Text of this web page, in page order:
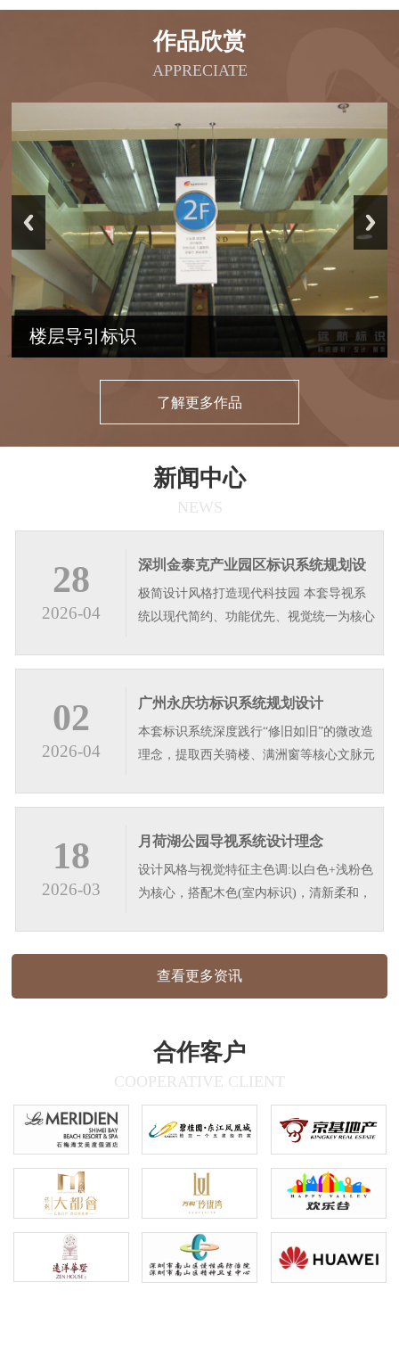
作品欣赏
APPRECIATE
楼层导引标识
了解更多作品
新闻中心
NEWS
28
2026-04
深圳金泰克产业园区标识系统规划设
计
极简设计风格打造现代科技园 本套导视系
统以现代简约、功能优先、视觉统一为核心
空间。系统遵循人车导视逻辑，分级设置停
车场立牌、信息宣传栏、立式导视…
02
2026-04
广州永庆坊标识系统规划设计
本套标识系统深度践行“修旧如旧”的微改造
理念，提取西关骑楼、满洲窗等核心文脉元
文化底蕴。设计遵循“简约不简单”原则，在
保留趟栊门等传统符号的同时…
18
2026-03
月荷湖公园导视系统设计理念
设计风格与视觉特征主色调:以白色+浅粉色
为核心，搭配木色(室内标识)，清新柔和，
感:户外标识采用哑光面材质，室内标识为
查看更多资讯
合作客户
COOPERATIVE CLIENT